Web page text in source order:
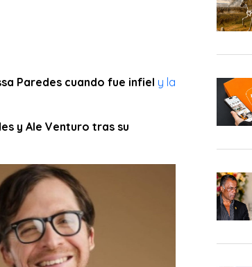
Paredes cuando fue infiel y la
y Ale Venturo tras su